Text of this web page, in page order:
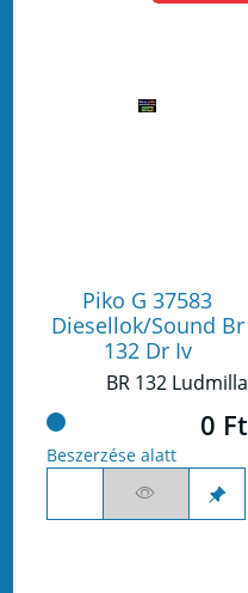
Piko G 37583
Diesellok/Sound Br
132 Dr Iv
BR 132 Ludmilla
0 Ft
Beszerzése alatt